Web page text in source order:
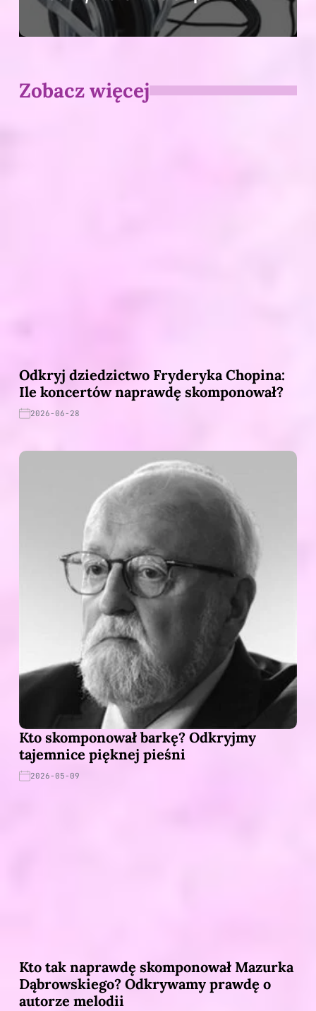
Zobacz więcej
Odkryj dziedzictwo Fryderyka Chopina:
Ile koncertów naprawdę skomponował?
2026-06-28
Kto skomponował barkę? Odkryjmy
tajemnice pięknej pieśni
2026-05-09
Kto tak naprawdę skomponował Mazurka
Dąbrowskiego? Odkrywamy prawdę o
autorze melodii